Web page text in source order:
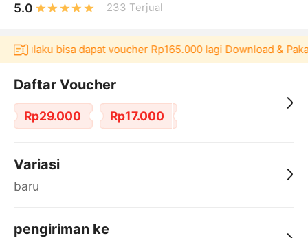
5.0
233 Terjual
bisa dapat voucher Rp165.000 lagi Download & Pakai！
Daftar Voucher
Rp29.000 Rp17.000
Variasi
baru
pengiriman ke